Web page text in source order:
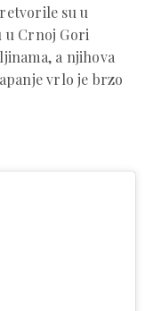
su u
u Crnoj Gori
a njihova
vrlo je brzo